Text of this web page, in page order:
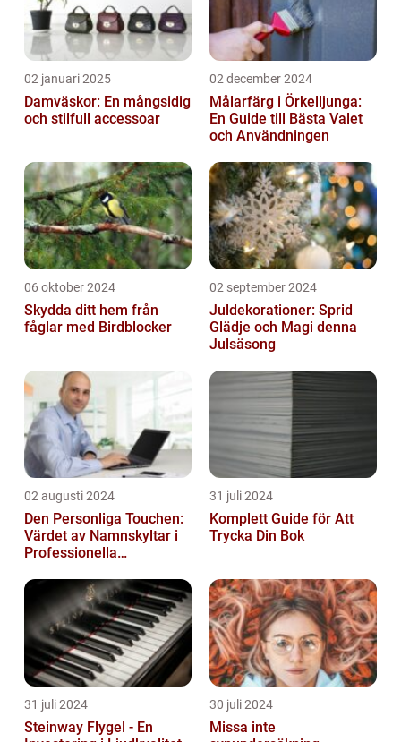
02 januari 2025
Damväskor: En mångsidig
och stilfull accessoar
02 december 2024
Målarfärg i Örkelljunga:
En Guide till Bästa Valet
och Användningen
06 oktober 2024
Skydda ditt hem från
fåglar med Birdblocker
02 september 2024
Juldekorationer: Sprid
Glädje och Magi denna
Julsäsong
02 augusti 2024
Den Personliga Touchen:
Värdet av Namnskyltar i
Professionella
31 juli 2024
Komplett Guide för Att
Trycka Din Bok
31 juli 2024
Steinway Flygel - En
30 juli 2024
Missa inte